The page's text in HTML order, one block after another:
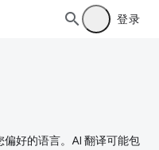
登录
好的语言。AI 翻译可能包